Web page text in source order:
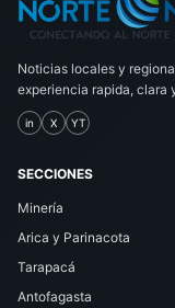
Noticias locales y
experiencia rapida, clara
in X YT
SECCIONES
Minería
Arica y Parinacota
Tarapacá
Antofagasta